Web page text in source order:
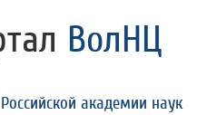
ВолНЦ
академии наук